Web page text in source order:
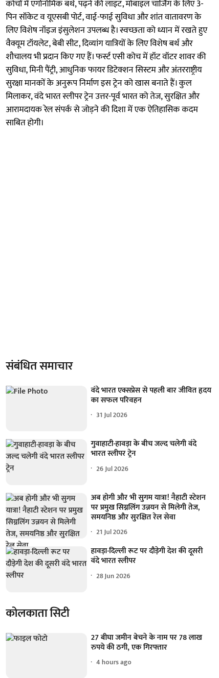
कोचों में एर्गोनॉमिक बर्थ, पढ़ने की लाइट, मोबाइल चार्जिंग के लिए 3-
पिन सॉकेट व यूएसबी पोर्ट, वाई-फाई सुविधा और शांत वातावरण के
लिए विशेष नॉइज इंसुलेशन उपलब्ध है। स्वच्छता को ध्यान में रखते हुए
वैक्यूम टॉयलेट, बेबी सीट, दिव्यांग यात्रियों के लिए विशेष बर्थ और
शौचालय भी प्रदान किए गए हैं। फर्स्ट एसी कोच में हॉट वॉटर शावर की
सुविधा, मिनी पैंट्री, आधुनिक फायर डिटेक्शन सिस्टम और अंतरराष्ट्रीय
सुरक्षा मानकों के अनुरूप निर्माण इस ट्रेन को खास बनाते हैं। कुल
मिलाकर, वंदे भारत स्लीपर ट्रेन उत्तर-पूर्व भारत को तेज, सुरक्षित और
आरामदायक रेल संपर्क से जोड़ने की दिशा में एक ऐतिहासिक कदम
साबित होगी।
संबंधित समाचार
वंदे भारत एक्सप्रेस से पहली बार जीवित हृदय
का सफल परिवहन
31 Jul 2026
गुवाहाटी-हावड़ा के बीच जल्द चलेगी वंदे
भारत स्लीपर ट्रेन
26 Jul 2026
अब होगी और भी सुगम यात्रा! नैहाटी स्टेशन
पर प्रमुख सिग्नलिंग उन्नयन से मिलेगी तेज,
समयनिष्ठ और सुरक्षित रेल सेवा
21 Jul 2026
हावड़ा-दिल्ली रूट पर दौड़ेगी देश की दूसरी
वंदे भारत स्लीपर
28 Jun 2026
कोलकाता सिटी
27 बीघा जमीन बेचने के नाम पर 78 लाख
रुपये की ठगी, एक गिरफ्तार
4 hours ago